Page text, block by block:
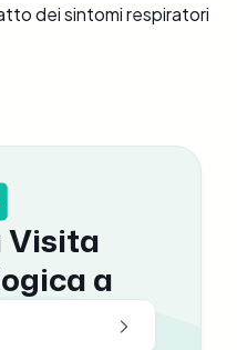
dei sintomi respiratori
Visita
a